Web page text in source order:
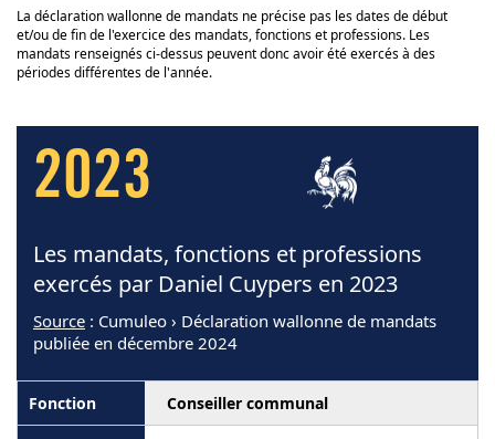
La déclaration wallonne de mandats ne précise pas les dates de début
et/ou de fin de l'exercice des mandats, fonctions et professions. Les
mandats renseignés ci-dessus peuvent donc avoir été exercés à des
périodes différentes de l'année.
2023
Les mandats, fonctions et professions
exercés par Daniel Cuypers en 2023
Source : Cumuleo › Déclaration wallonne de mandats
publiée en décembre 2024
Conseiller communal